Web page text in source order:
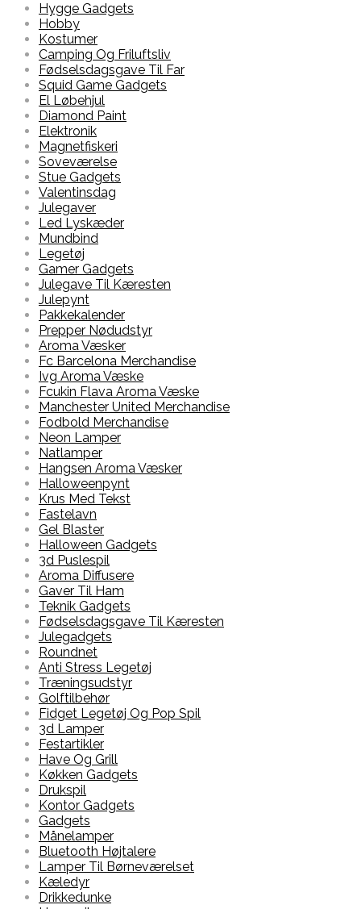
Hygge Gadgets
Hobby
Kostumer
Camping Og Friluftsliv
Fødselsdagsgave Til Far
Squid Game Gadgets
El Løbehjul
Diamond Paint
Elektronik
Magnetfiskeri
Soveværelse
Stue Gadgets
Valentinsdag
Julegaver
Led Lyskæder
Mundbind
Legetøj
Gamer Gadgets
Julegave Til Kæresten
Julepynt
Pakkekalender
Prepper Nødudstyr
Aroma Væsker
Fc Barcelona Merchandise
Ivg Aroma Væske
Fcukin Flava Aroma Væske
Manchester United Merchandise
Fodbold Merchandise
Neon Lamper
Natlamper
Hangsen Aroma Væsker
Halloweenpynt
Krus Med Tekst
Fastelavn
Gel Blaster
Halloween Gadgets
3d Puslespil
Aroma Diffusere
Gaver Til Ham
Teknik Gadgets
Fødselsdagsgave Til Kæresten
Julegadgets
Roundnet
Anti Stress Legetøj
Træningsudstyr
Golftilbehør
Fidget Legetøj Og Pop Spil
3d Lamper
Festartikler
Have Og Grill
Køkken Gadgets
Drukspil
Kontor Gadgets
Gadgets
Månelamper
Bluetooth Højtalere
Lamper Til Børneværelset
Kæledyr
Drikkedunke